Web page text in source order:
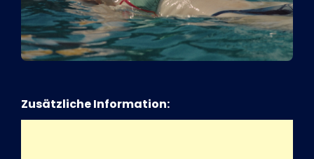
Zusätzliche Information: